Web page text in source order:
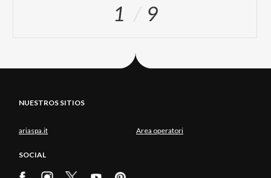
1 9
NUESTROS SITIOS
ariaspa.it Area operatori
SOCIAL